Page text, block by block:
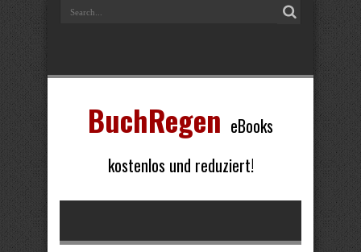
BuchRegen eBooks
kostenlos und reduziert!